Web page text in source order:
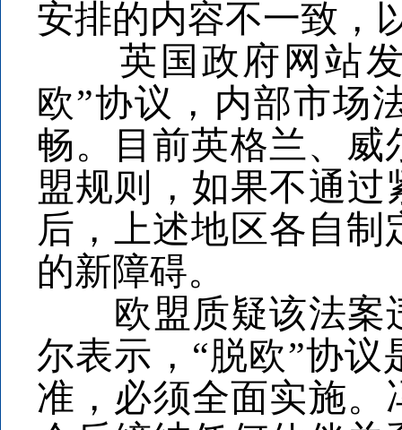
安排的内容不一致，
英国政府网站发
欧”协议，内部市场
畅。目前英格兰、威
盟规则，如果不通过
后，上述地区各自
的新障碍。
欧盟质疑该法案违
尔表示，“脱欧”协
准，必须全面实施。